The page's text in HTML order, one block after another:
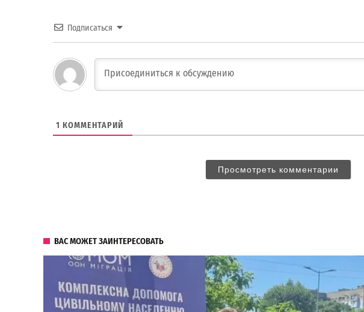
Подписаться
1 КОММЕНТАРИЙ
Просмотреть комментарии
ВАС МОЖЕТ ЗАИНТЕРЕСОВАТЬ